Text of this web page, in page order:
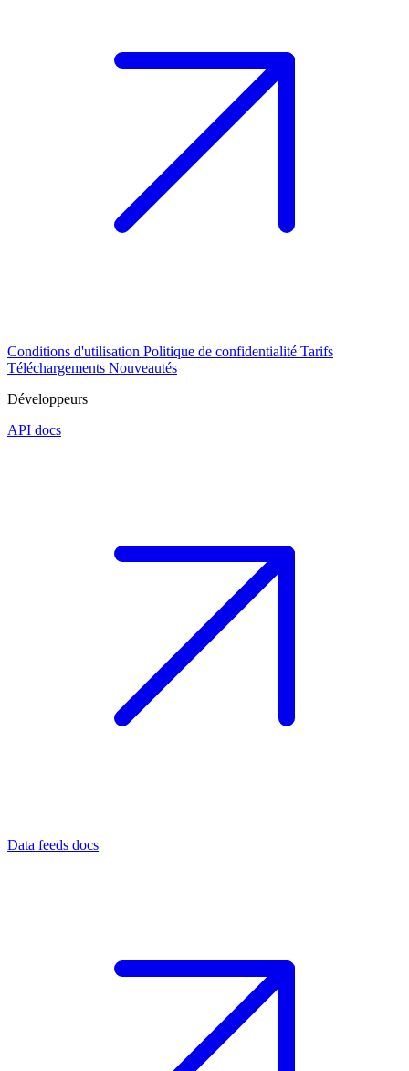
Conditions d'utilisation Politique de confidentialité Tarifs
Téléchargements Nouveautés
Développeurs
API docs
Data feeds docs